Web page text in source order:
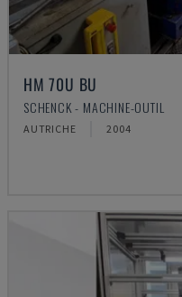
HM 70U BU
SCHENCK - MACHINE-OUTIL
AUTRICHE 2004